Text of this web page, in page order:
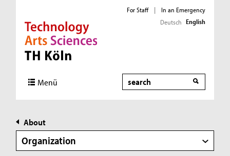
Direkt zur Hauptnavigation
Direkt zur Subnavigation
Direkt zum Inhalt
Direkt zum Fußbereich
For Staff |
In an Emergency
Deutsch English
Menü Search
About
Organization